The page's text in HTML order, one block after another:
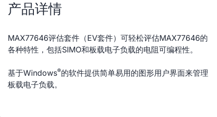
产品详情
MAX77646评估套件（EV套件）可轻松评估MAX77646的
各种特性，包括SIMO和板载电子负载的电阻可编程性。
基于Windows®的软件提供简单易用的图形用户界面来管理
板载电子负载。